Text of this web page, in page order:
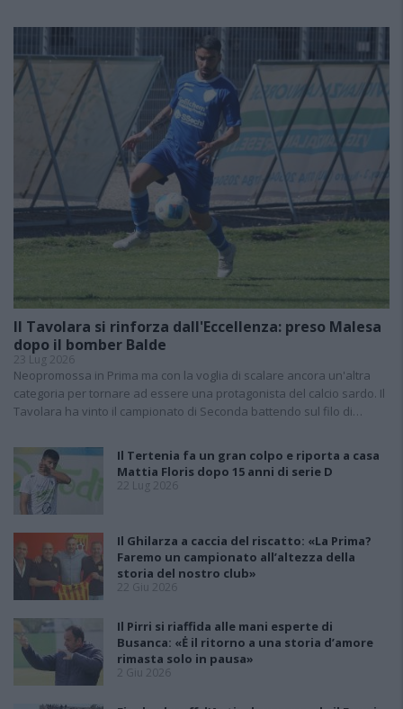
Il Tavolara si rinforza dall'Eccellenza: preso Malesa
dopo il bomber Balde
23 Lug 2026
Neopromossa in Prima ma con la voglia di scalare ancora un'altra
categoria per tornare ad essere una protagonista del calcio sardo. Il
Tavolara ha vinto il campionato di Seconda battendo sul filo di…
Il Tertenia fa un gran colpo e riporta a casa
Mattia Floris dopo 15 anni di serie D
22 Lug 2026
Il Ghilarza a caccia del riscatto: «La Prima?
Faremo un campionato all’altezza della
storia del nostro club»
22 Giu 2026
Il Pirri si riaffida alle mani esperte di
Busanca: «Ė il ritorno a una storia d’amore
rimasta solo in pausa»
2 Giu 2026